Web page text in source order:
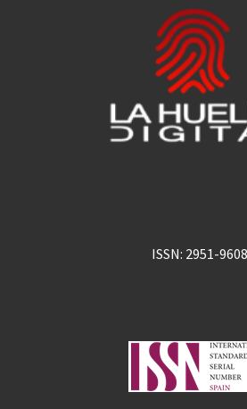
ISSN: 2951-9608